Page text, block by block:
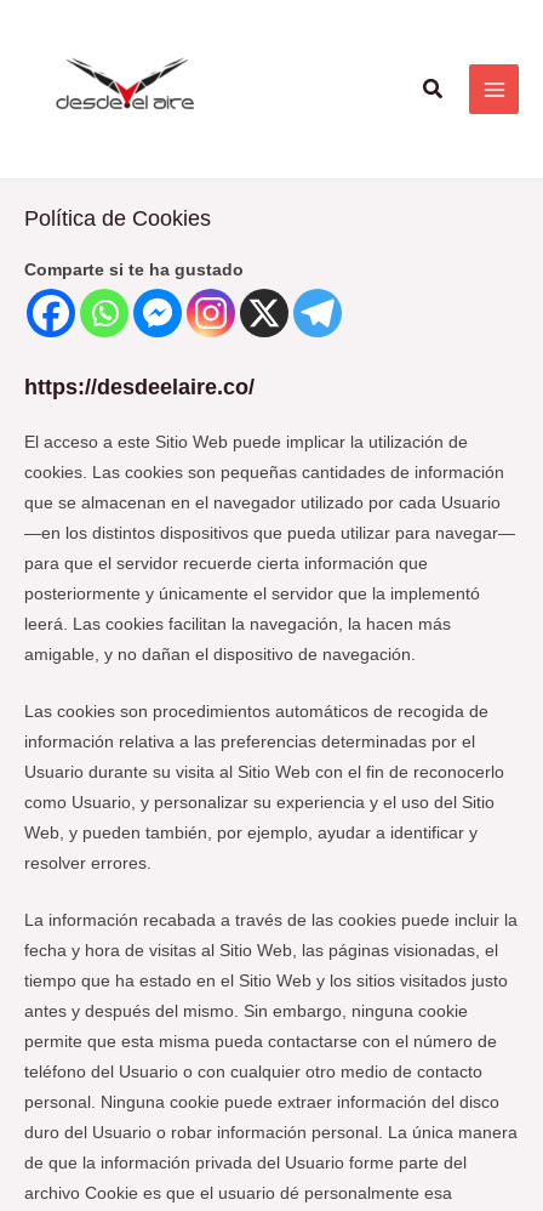
Buscar
Política de Cookies
Comparte si te ha gustado
https://desdeelaire.co/
El acceso a este Sitio Web puede implicar la utilización de
cookies. Las cookies son pequeñas cantidades de información
que se almacenan en el navegador utilizado por cada Usuario
—en los distintos dispositivos que pueda utilizar para navegar—
para que el servidor recuerde cierta información que
posteriormente y únicamente el servidor que la implementó
leerá. Las cookies facilitan la navegación, la hacen más
amigable, y no dañan el dispositivo de navegación.
Las cookies son procedimientos automáticos de recogida de
información relativa a las preferencias determinadas por el
Usuario durante su visita al Sitio Web con el fin de reconocerlo
como Usuario, y personalizar su experiencia y el uso del Sitio
Web, y pueden también, por ejemplo, ayudar a identificar y
resolver errores.
La información recabada a través de las cookies puede incluir la
fecha y hora de visitas al Sitio Web, las páginas visionadas, el
tiempo que ha estado en el Sitio Web y los sitios visitados justo
antes y después del mismo. Sin embargo, ninguna cookie
permite que esta misma pueda contactarse con el número de
teléfono del Usuario o con cualquier otro medio de contacto
personal. Ninguna cookie puede extraer información del disco
duro del Usuario o robar información personal. La única manera
de que la información privada del Usuario forme parte del
archivo Cookie es que el usuario dé personalmente esa